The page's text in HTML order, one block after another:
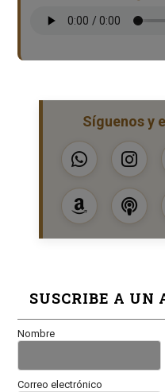
Síguenos y
SUSCRIBE A UN
Nombre
Correo electrónico